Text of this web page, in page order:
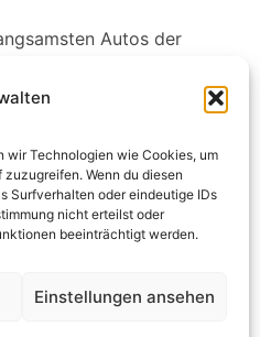
wir Technologien wie Cookies, um
Wenn du diesen
Surfverhalten oder eindeutige IDs
nicht erteilst oder
beeinträchtigt werden.
Einstellungen ansehen
Autos der
für Online-
Das sind die
Partnerschaft